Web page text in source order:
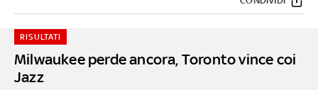
Milwaukee perde ancora, Toronto vince coi
Jazz
RISULTATI